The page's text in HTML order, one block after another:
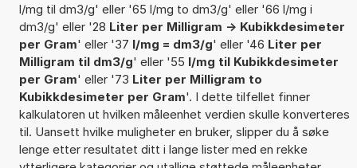
l/mg til dm3/g' eller '65 l/mg to dm3/g' eller '66 l/mg i
dm3/g' eller '28 Liter per Milligram -> Kubikkdesimeter
per Gram' eller '37 l/mg = dm3/g' eller '46 Liter per
Milligram til dm3/g' eller '55 l/mg til Kubikkdesimeter
per Gram' eller '73 Liter per Milligram to
Kubikkdesimeter per Gram'. I dette tilfellet finner
kalkulatoren ut hvilken måleenhet verdien skulle konverteres
til. Uansett hvilke muligheter en bruker, slipper du å søke
lenge etter resultatet ditt i lange lister med en rekke